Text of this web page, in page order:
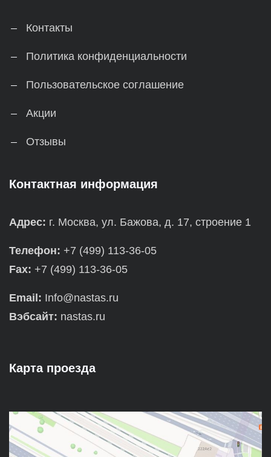
Контакты
Политика конфиденциальности
Пользовательское соглашение
Акции
Отзывы
Контактная информация
Адрес: г. Москва, ул. Бажова, д. 17, строение 1
Телефон: +7 (499) 113-36-05
Fax: +7 (499) 113-36-05
Email: Info@nastas.ru
Вэбсайт: nastas.ru
Карта проезда